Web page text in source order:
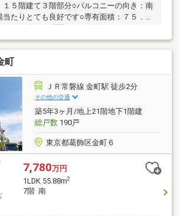
１５階建て３階部分○バルコニーの向き：南
たりとても良好です○専有面積：７５．０
．６９坪）／間取り：３ＬＤＫ○リビン
ングに床暖房設備あり○便利なディスポー
ペット飼育可能（規約による制限あり）○ハ
システム採用で、スムーズに出入り可能○
、ゆったり歩ける自主管理公園設置○１階
ランスホールには、ワーキングスペースあ
ックスあり
町
ＪＲ常磐線 金町駅 徒歩2分
その他の交通
築5年3ヶ月/地上21階地下1階建
総戸数190戸
東京都葛飾区金町６
7,780万円
1LDK 55.88m2
7階 南